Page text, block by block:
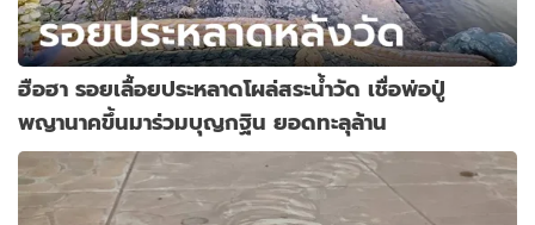
ฮือฮา รอยเลื้อยประหลาดโผล่สระน้ำวัด เชื่อพ่อปู่
พญานาคขึ้นมาร่วมบุญกฐิน ยอดทะลุล้าน